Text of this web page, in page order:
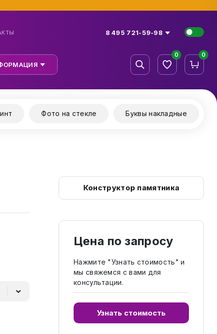
8 495 721-59-98
0 0
Фото на стекле Буквы накладные
Конструктор памятника
Цена по запросу
Нажмите "Узнать стоимость" и
мы свяжемся с вами для
консультации.
Узнать стоимость